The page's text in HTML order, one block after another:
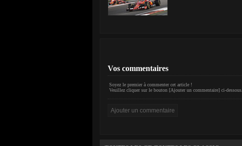
Vos commentaires
Soyez le premier à commenter cet article !
Veuillez cliquer sur le bouton [Ajouter un commentaire] ci-dessous.